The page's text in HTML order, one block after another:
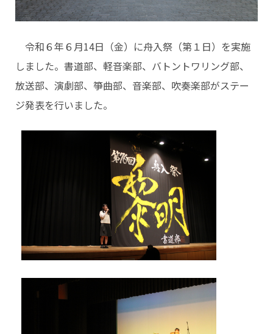
令和６年６月14日（金）に舟入祭（第１日）を実施
しました。書道部、軽音楽部、バトントワリング部、
放送部、演劇部、箏曲部、音楽部、吹奏楽部がステー
ジ発表を行いました。